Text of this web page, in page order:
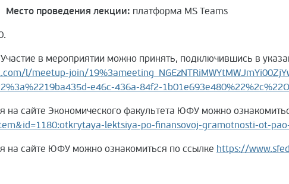
Место проведения лекции: платформа MS Teams
Участие в мероприятии можно принять, подключившись в
l/meetup-join/
e46c-436a-84f2-
на сайте Экономического факультета ЮФУ можно
lektsiya-po-finansovoj-gramotnosti-ot-
на сайте ЮФУ можно ознакомиться по ссылке https://